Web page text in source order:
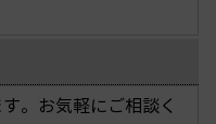
。お気軽にご相談く